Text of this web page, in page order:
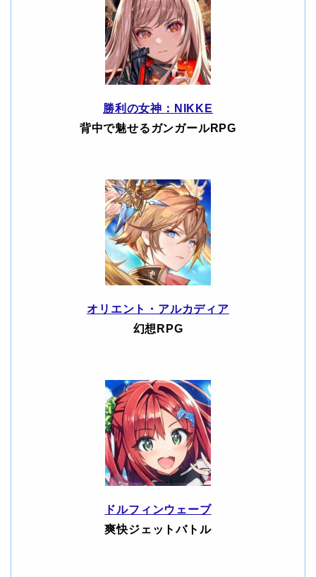
勝利の女神：NIKKE
背中で魅せるガンガールRPG
オリエント・アルカディア
幻想RPG
ドルフィンウェーブ
爽快ジェットバトル